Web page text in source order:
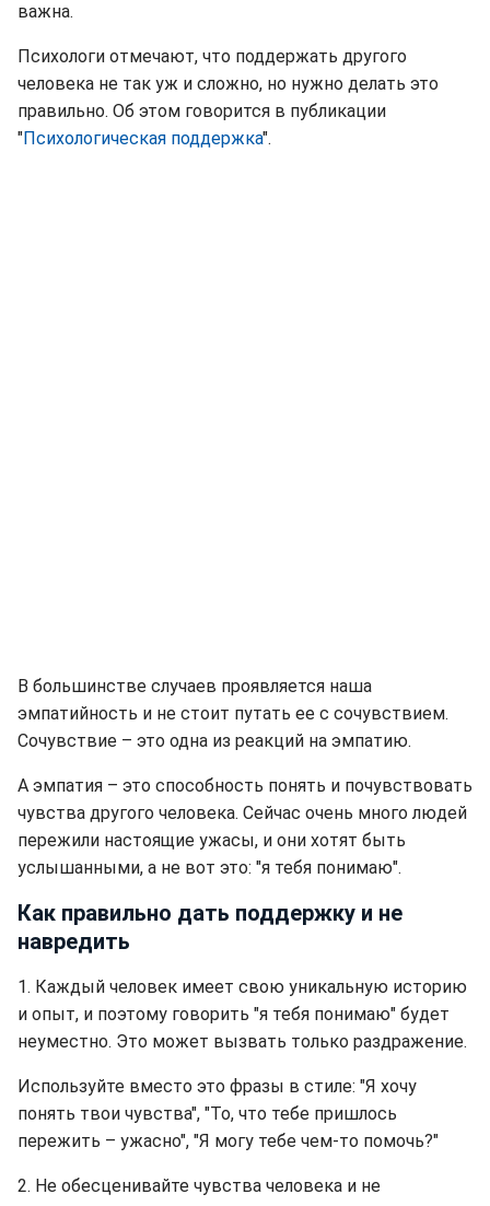
важна.
Психологи отмечают, что поддержать другого
человека не так уж и сложно, но нужно делать это
правильно. Об этом говорится в публикации
"Психологическая поддержка".
В большинстве случаев проявляется наша
эмпатийность и не стоит путать ее с сочувствием.
Сочувствие – это одна из реакций на эмпатию.
А эмпатия – это способность понять и почувствовать
чувства другого человека. Сейчас очень много людей
пережили настоящие ужасы, и они хотят быть
услышанными, а не вот это: "я тебя понимаю".
Как правильно дать поддержку и не
навредить
1. Каждый человек имеет свою уникальную историю
и опыт, и поэтому говорить "я тебя понимаю" будет
неуместно. Это может вызвать только раздражение.
Используйте вместо это фразы в стиле: "Я хочу
понять твои чувства", "То, что тебе пришлось
пережить – ужасно", "Я могу тебе чем-то помочь?"
2. Не обесценивайте чувства человека и не